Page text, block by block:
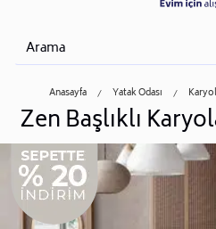
Anasayfa Yatak Odası
Zen Başlıklı